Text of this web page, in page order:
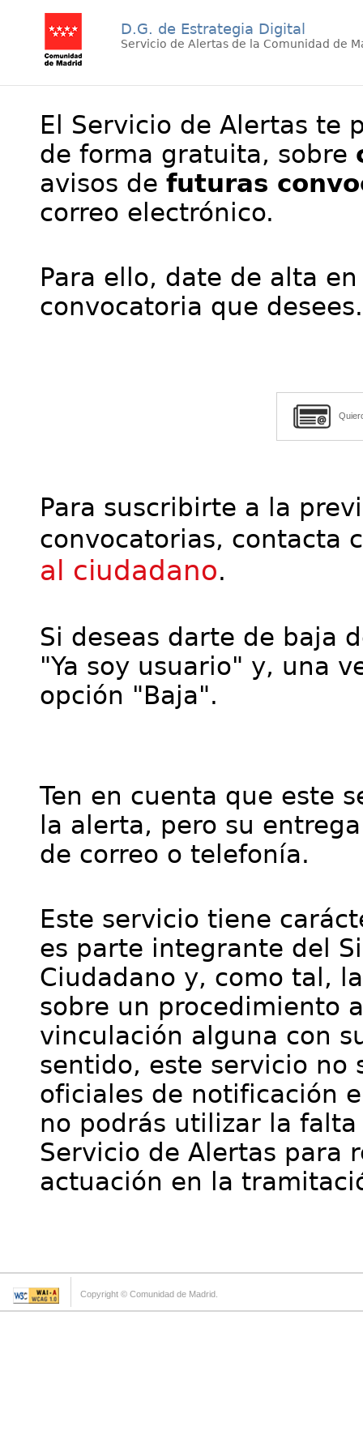
D.G. de Estrategia Digital
Servicio de Alertas de la Comunidad de
El Servicio de Alertas te
de forma gratuita, sobre
avisos de futuras
correo electrónico.
Para ello, date de alta
convocatoria que desees.
Para suscribirte a la
convocatorias, contacta
al ciudadano.
Si deseas darte de baja
"Ya soy usuario" y, una
opción "Baja".
Ten en cuenta que este
la alerta, pero su
de correo o telefonía.
Este servicio tiene
es parte integrante del
Ciudadano y, como tal,
sobre un procedimiento
vinculación alguna con
sentido, este servicio no
oficiales de notificación
no podrás utilizar la
Servicio de Alertas para
actuación en la
Copyright © Comunidad de Madrid.